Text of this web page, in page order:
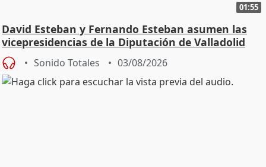
01:55
David Esteban y Fernando Esteban asumen las
vicepresidencias de la Diputación de Valladolid
Sonido Totales 03/08/2026